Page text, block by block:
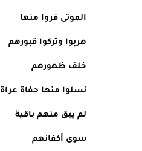
الموتى فروا منها
هربوا وتركوا قبورهم
خلف ظهورهم
نسلوا منها حفاة عراة
لم يبق منهم باقية
سوى أكفانهم